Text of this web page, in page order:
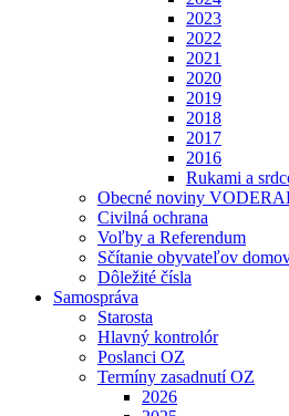
2023
2022
2021
2020
2019
2018
2017
2016
Rukami a
Obecné noviny
Civilná ochrana
Voľby a Referendum
Sčítanie obyvateľov
Dôležité čísla
Samospráva
Starosta
Hlavný kontrolór
Poslanci OZ
Termíny zasadnutí OZ
2026